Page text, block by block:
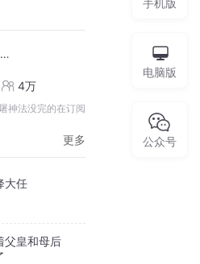
蚩尤七大恨天妖屠神法
4万
神法没完的在订阅
更多
大任
父皇和母后
手机版
电脑版
公众号